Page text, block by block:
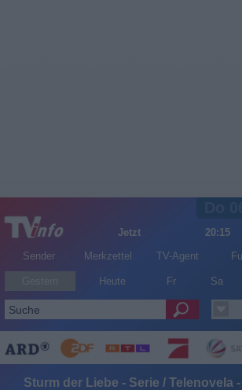
Jetzt 20:15
Sender
Merkzettel TV-Agent
Heute Fr Sa
Sturm der Liebe - Serie / Telenovela -